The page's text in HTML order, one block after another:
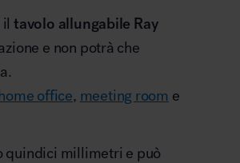
iltavolo allungabile Ray
e non potrà che
office, meeting room e
quindici millimetri e può